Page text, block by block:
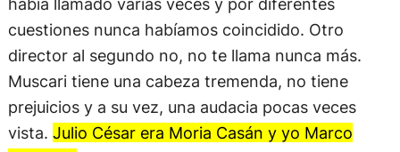
cuestiones nunca habíamos coincidido. Otro
director al segundo no, no te llama nunca más.
Muscari tiene una cabeza tremenda, no tiene
prejuicios y a su vez, una audacia pocas veces
vista. Julio César era Moria Casán y yo Marco